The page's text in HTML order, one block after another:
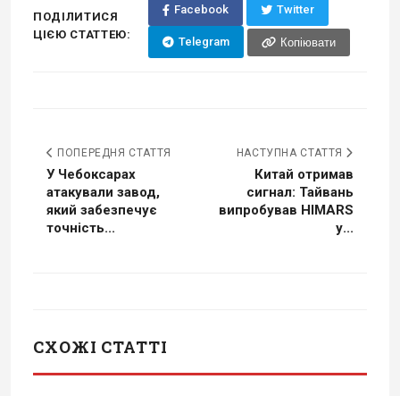
ПОДІЛИТИСЯ
ЦІЄЮ СТАТТЕЮ:
Facebook Twitter
Telegram Копіювати
ПОПЕРЕДНЯ СТАТТЯ
У Чебоксарах
атакували завод,
який забезпечує
точність...
НАСТУПНА СТАТТЯ
Китай отримав
сигнал: Тайвань
випробував HIMARS
у...
СХОЖІ СТАТТІ